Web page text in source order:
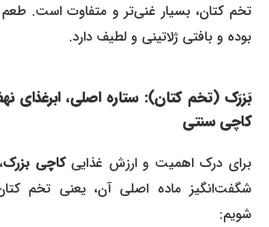
تخم کتان، بسیار غنی‌تر و متفاوت است. طعم
بوده و بافتی ژلاتینی و لطیف دارد.
بَزرَک (تخم کتان): ستاره اصلی، ابرغذای
کاچی سنتی
برای درک اهمیت و ارزش غذاییکاچی بزرک،
شویم: